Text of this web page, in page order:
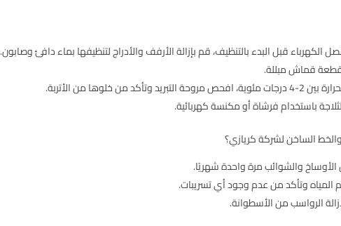
الكهرباء قبل البدء بالتنظيف، قم بإزالة الأرفف والأدراج لتنظيفها بماء دافئ وصابون.
قطعة قماش مبللة.
خلوها من الأتربة.
باستخدام فرشاة أو مكنسة كهربائية.
الساخن لشركة كريازي؟
الأوساخ والشوائب مرة واحدة شهريًا.
وتأكد من عدم وجود أي تسريبات.
الرواسب من الأسطوانة.